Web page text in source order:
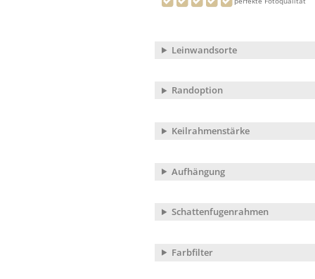
Leinwandsorte
Randoption
Keilrahmenstärke
Aufhängung
Schattenfugenrahmen
Farbfilter